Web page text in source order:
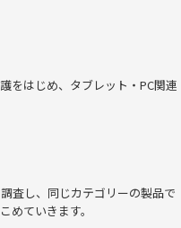
クラレの登録商標です。
材を採用
をはじめ、タブレット・PC関連
査し、同じカテゴリーの製品で
めていきます。